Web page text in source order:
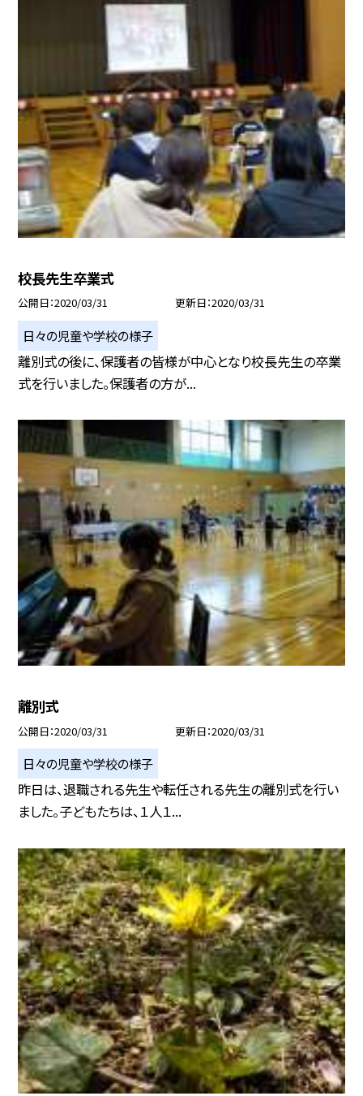
校長先生卒業式
公開日 2020/03/31 更新日 2020/03/31
日々の児童や学校の様子
離別式の後に、保護者の皆様が中心となり校長先生の卒業
式を行いました。保護者の方が...
離別式
公開日 2020/03/31 更新日 2020/03/31
日々の児童や学校の様子
昨日は、退職される先生や転任される先生の離別式を行い
ました。子どもたちは、１人１...